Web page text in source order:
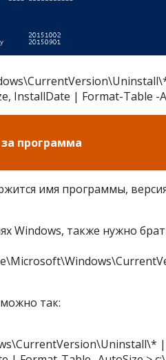
InstallDate | Format-Table -
программа
имя программы,
Windows, также нужно
так:
|